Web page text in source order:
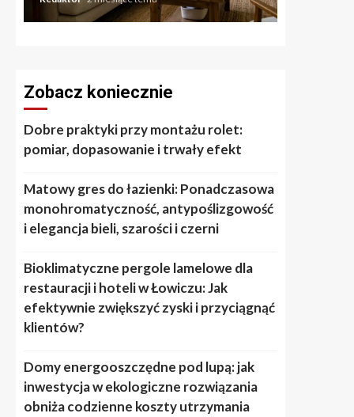
Zobacz koniecznie
Dobre praktyki przy montażu rolet:
pomiar, dopasowanie i trwały efekt
Matowy gres do łazienki: Ponadczasowa
monohromatyczność, antypoślizgowość
i elegancja bieli, szarości i czerni
Bioklimatyczne pergole lamelowe dla
restauracji i hoteli w Łowiczu: Jak
efektywnie zwiększyć zyski i przyciągnąć
klientów?
Domy energooszczędne pod lupą: jak
inwestycja w ekologiczne rozwiązania
obniża codzienne koszty utrzymania